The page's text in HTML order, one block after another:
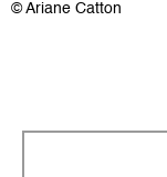
© Ariane Catton